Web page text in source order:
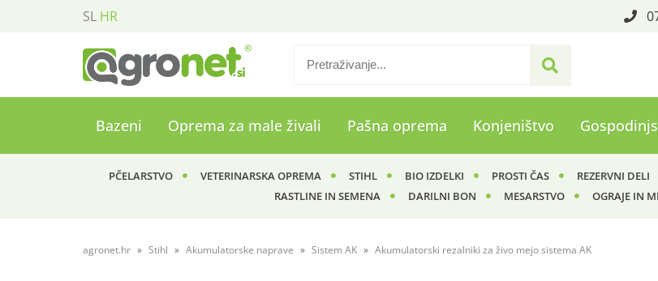
SL HR
Bazeni Oprema za male živali Pašna oprema Konjeništvo
PČELARSTVO VETERINARSKA OPREMA STIHL BIO IZDELKI PROSTI ČAS REZERVNI DELI
RASTLINE IN SEMENA
DARILNI BON MESARSTVO OGRAJE IN
agronet.hr Stihl Akumulatorske naprave Sistem AK Akumulatorski rezalniki za živo mejo sistema AK